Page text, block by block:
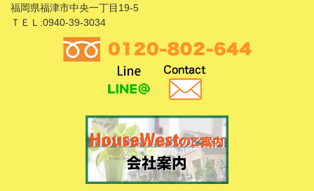
福岡県福津市中央一丁目19-5
ＴＥＬ:0940-39-3034